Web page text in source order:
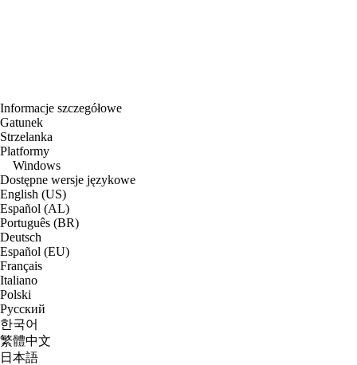
Informacje szczegółowe
Gatunek
Strzelanka
Platformy
Windows
Dostępne wersje językowe
English (US)
Español (AL)
Português (BR)
Deutsch
Español (EU)
Français
Italiano
Polski
Русский
한국어
繁體中文
日本語